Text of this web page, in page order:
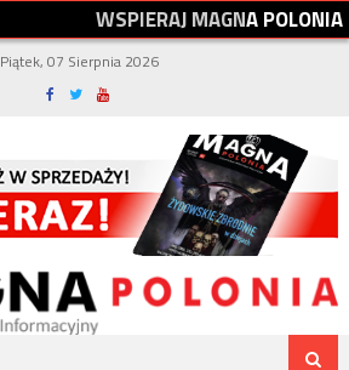
WSPIERAJMAGNAPOLONIA
Piątek, 07 Sierpnia 2026